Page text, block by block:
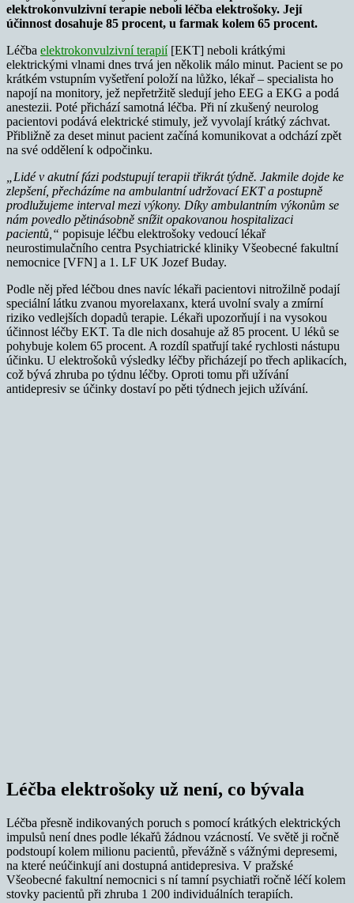
elektrokonvulzivní terapie neboli léčba elektrošoky. Její
účinnost dosahuje 85 procent, u farmak kolem 65 procent.
Léčba elektrokonvulzivní terapií[EKT] neboli krátkými
elektrickými vlnami dnes trvá jen několik málo minut. Pacient se po
krátkém vstupním vyšetření položí na lůžko, lékař – specialista ho
napojí na monitory, jež nepřetržitě sledují jeho EEG a EKG a podá
anestezii. Poté přichází samotná léčba. Při ní zkušený neurolog
pacientovi podává elektrické stimuly, jež vyvolají krátký záchvat.
Přibližně za deset minut pacient začíná komunikovat a odchází zpět
na své oddělení k odpočinku.
„Lidé v akutní fázi podstupují terapii třikrát týdně. Jakmile dojde ke
zlepšení, přecházíme na ambulantní udržovací EKT a postupně
prodlužujeme interval mezi výkony. Díky ambulantním výkonům se
nám povedlo pětinásobně snížit opakovanou hospitalizaci
pacientů,“ popisuje léčbu elektrošoky vedoucí lékař
neurostimulačního centra Psychiatrické kliniky Všeobecné fakultní
nemocnice [VFN] a 1. LF UK Jozef Buday.
Podle něj před léčbou dnes navíc lékaři pacientovi nitrožilně podají
speciální látku zvanou myorelaxanx, která uvolní svaly a zmírní
riziko vedlejších dopadů terapie. Lékaři upozorňují i na vysokou
účinnost léčby EKT. Ta dle nich dosahuje až 85 procent. U léků se
pohybuje kolem 65 procent. A rozdíl spatřují také rychlosti nástupu
účinku. U elektrošoků výsledky léčby přicházejí po třech aplikacích,
což bývá zhruba po týdnu léčby. Oproti tomu při užívání
antidepresiv se účinky dostaví po pěti týdnech jejich užívání.
Léčba elektrošoky už není, co bývala
Léčba přesně indikovaných poruch s pomocí krátkých elektrických
impulsů není dnes podle lékařů žádnou vzácností. Ve světě ji ročně
podstoupí kolem milionu pacientů, převážně s vážnými depresemi,
na které neúčinkují ani dostupná antidepresiva. V pražské
Všeobecné fakultní nemocnici s ní tamní psychiatři ročně léčí kolem
stovky pacientů při zhruba 1 200 individuálních terapiích.